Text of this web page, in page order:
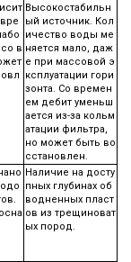
в
Высокостабильн
ый источник. Кол
ичество воды ме
няется мало, даж
е при массовой э
ксплуатации гори
зонта. Со времен
ем дебит уменьш
ается из-за кольм
атации фильтра,
но может быть во
сстановлен.
Наличие на досту
пных глубинах об
водненных пласт
ов из трещиноват
ых пород.